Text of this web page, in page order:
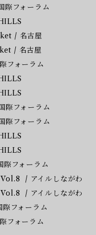
際フォーラム
/ 名古屋
/ 名古屋
フォーラム
際フォーラム
際フォーラム
フォーラム
/ アイルしながわ
/ アイルしながわ
フォーラム
フォーラム